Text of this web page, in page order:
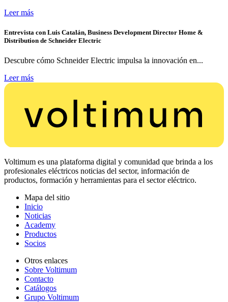
Leer más
Entrevista con Luis Catalán, Business Development Director Home &
Distribution de Schneider Electric
Descubre cómo Schneider Electric impulsa la innovación en...
Leer más
Voltimum es una plataforma digital y comunidad que brinda a los
profesionales eléctricos noticias del sector, información de
productos, formación y herramientas para el sector eléctrico.
Mapa del sitio
Inicio
Noticias
Academy
Productos
Socios
Otros enlaces
Sobre Voltimum
Contacto
Catálogos
Grupo Voltimum